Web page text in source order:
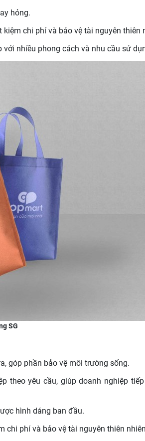
hỏng.
chi phí và bảo vệ tài nguyên thiên
nhiều phong cách và nhu cầu sử
SG
góp phần bảo vệ môi trường sống.
theo yêu cầu, giúp doanh nghiệp
hình dáng ban đầu.
chi phí và bảo vệ tài nguyên thiên